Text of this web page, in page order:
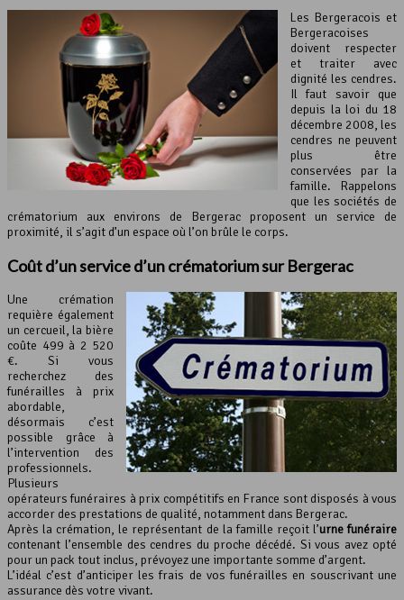
Les Bergeracois et
Bergeracoises
doivent respecter
et traiter avec
dignité les cendres.
Il faut savoir que
depuis la loi du 18
décembre 2008, les
cendres ne peuvent
plus être
conservées par la
famille. Rappelons
que les sociétés de
crématorium aux environs de Bergerac proposent un service de
proximité, il s’agit d’un espace où l’on brûle le corps.
Coût d’un service d’un crématorium sur Bergerac
Une crémation
requière également
un cercueil, la bière
coûte 499 à 2 520
€. Si vous
recherchez des
funérailles à prix
abordable,
désormais c’est
possible grâce à
l’intervention des
professionnels.
Plusieurs
opérateurs funéraires à prix compétitifs en France sont disposés à vous
accorder des prestations de qualité, notamment dans Bergerac.
Après la crémation, le représentant de la famille reçoit l’urne funéraire
contenant l’ensemble des cendres du proche décédé. Si vous avez opté
pour un pack tout inclus, prévoyez une importante somme d’argent.
L’idéal c’est d’anticiper les frais de vos funérailles en souscrivant une
assurance dès votre vivant.